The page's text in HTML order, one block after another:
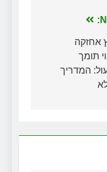
אחזקה
תומך
המדריך